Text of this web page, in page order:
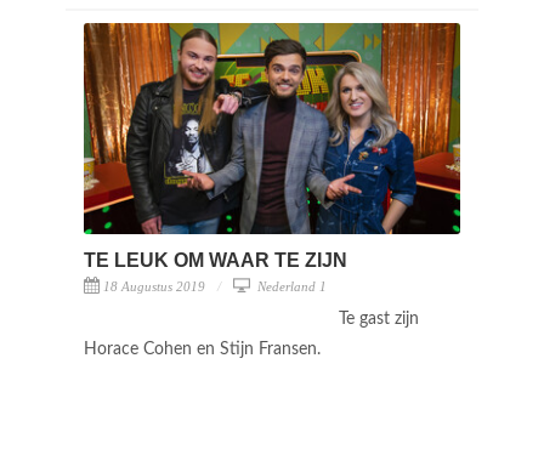
TE LEUK OM WAAR TE ZIJN
18 Augustus 2019 Nederland 1
Te gast zijn
Horace Cohen en Stijn Fransen.